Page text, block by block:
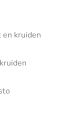
kruiden